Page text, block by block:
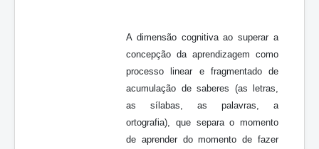
A dimensão cognitiva ao superar a
concepção da aprendizagem como
processo linear e fragmentado de
acumulação de saberes (as letras,
as sílabas, as palavras, a
ortografia), que separa o momento
de aprender do momento de fazer